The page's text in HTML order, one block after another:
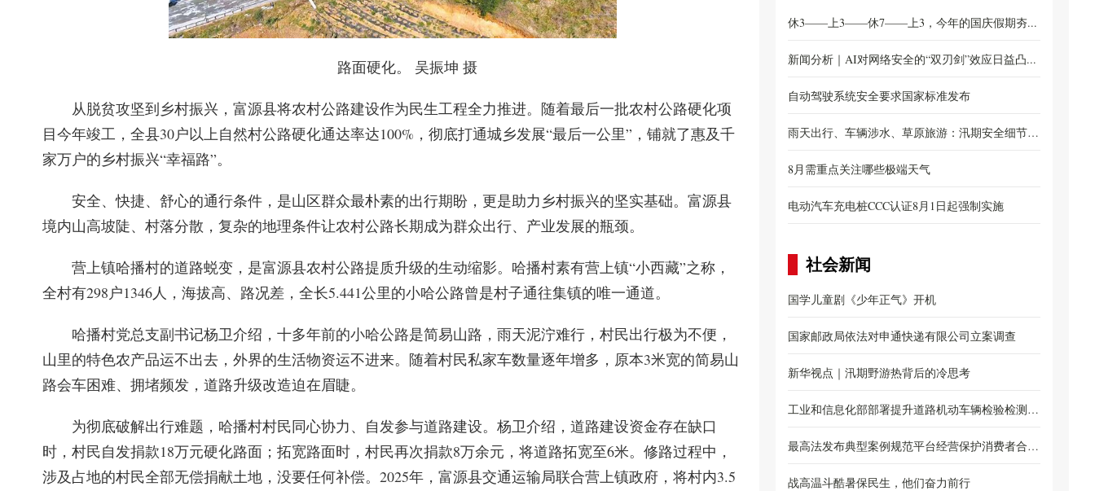
路面硬化。 吴振坤 摄
从脱贫攻坚到乡村振兴，富源县将农村公路建设作为民生工程全力推进。随着最后一批农村公路硬化项
目今年竣工，全县30户以上自然村公路硬化通达率达100%，彻底打通城乡发展“最后一公里”，铺就了惠及千
家万户的乡村振兴“幸福路”。
安全、快捷、舒心的通行条件，是山区群众最朴素的出行期盼，更是助力乡村振兴的坚实基础。富源县
境内山高坡陡、村落分散，复杂的地理条件让农村公路长期成为群众出行、产业发展的瓶颈。
营上镇哈播村的道路蜕变，是富源县农村公路提质升级的生动缩影。哈播村素有营上镇“小西藏”之称，
全村有298户1346人，海拔高、路况差，全长5.441公里的小哈公路曾是村子通往集镇的唯一通道。
哈播村党总支副书记杨卫介绍，十多年前的小哈公路是简易山路，雨天泥泞难行，村民出行极为不便，
山里的特色农产品运不出去，外界的生活物资运不进来。随着村民私家车数量逐年增多，原本3米宽的简易山
路会车困难、拥堵频发，道路升级改造迫在眉睫。
为彻底破解出行难题，哈播村村民同心协力、自发参与道路建设。杨卫介绍，道路建设资金存在缺口
时，村民自发捐款18万元硬化路面；拓宽路面时，村民再次捐款8万余元，将道路拓宽至6米。修路过程中，
涉及占地的村民全部无偿捐献土地，没要任何补偿。2025年，富源县交通运输局联合营上镇政府，将村内3.5
休3——上3——休7——上3，今年的国庆假期夯...
新闻分析｜AI对网络安全的“双刃剑”效应日益凸...
自动驾驶系统安全要求国家标准发布
雨天出行、车辆涉水、草原旅游：汛期安全细节别
忽...
8月需重点关注哪些极端天气
电动汽车充电桩CCC认证8月1日起强制实施
社会新闻
国学儿童剧《少年正气》开机
国家邮政局依法对申通快递有限公司立案调查
新华视点｜汛期野游热背后的冷思考
工业和信息化部部署提升道路机动车辆检验检测质
量...
最高法发布典型案例规范平台经营保护消费者合法
权...
战高温斗酷暑保民生，他们奋力前行